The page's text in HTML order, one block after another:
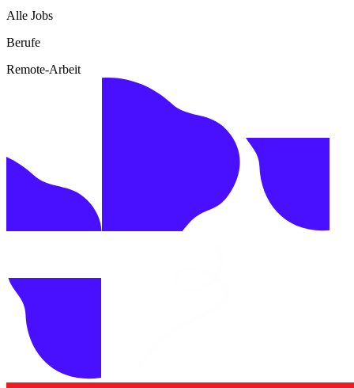
Alle Jobs
Berufe
Remote-Arbeit